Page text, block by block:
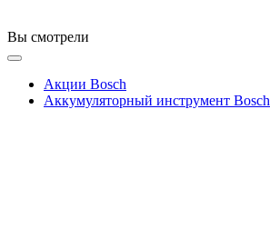
Вы смотрели
Акции Bosch
Аккумуляторный инструмент Bosch